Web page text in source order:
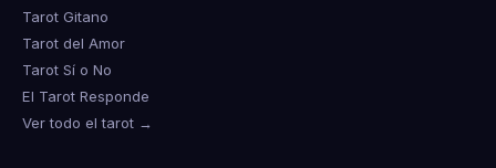
Tarot Gitano
Tarot del Amor
Tarot Sí o No
El Tarot Responde
Ver todo el tarot →